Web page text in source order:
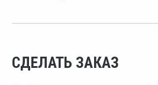
СДЕЛАТЬ ЗАКАЗ